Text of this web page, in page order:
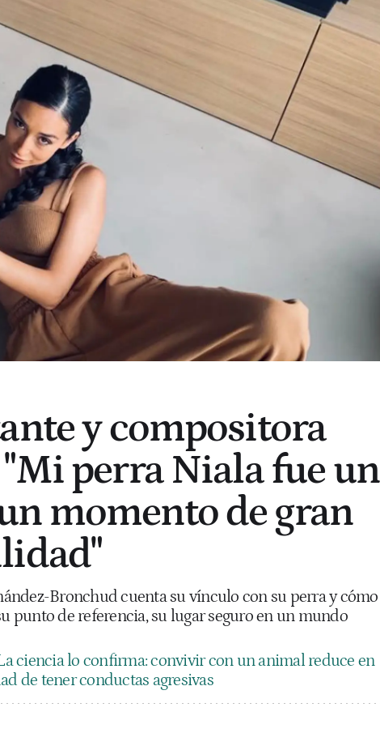
y compositora
perra Niala fue un
momento de gran
Bronchud cuenta su vínculo con su perra y cómo
punto de referencia, su lugar seguro en un mundo
ciencia lo confirma: convivir con un animal reduce en
de tener conductas agresivas